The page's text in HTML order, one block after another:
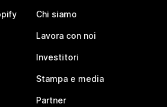
Chi siamo
Lavora con noi
Investitori
Stampa e media
Partner